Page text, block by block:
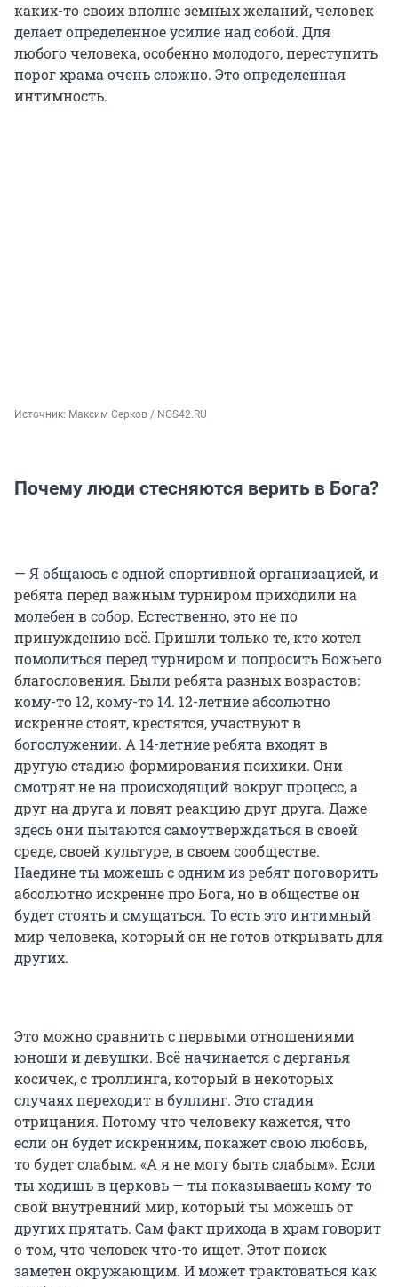
каких-то своих вполне земных желаний, человек
делает определенное усилие над собой. Для
любого человека, особенно молодого, переступить
порог храма очень сложно. Это определенная
интимность.
Источник: Максим Серков / NGS42.RU
Почему люди стесняются верить в Бога?
— Я общаюсь с одной спортивной организацией, и
ребята перед важным турниром приходили на
молебен в собор. Естественно, это не по
принуждению всё. Пришли только те, кто хотел
помолиться перед турниром и попросить Божьего
благословения. Были ребята разных возрастов:
кому-то 12, кому-то 14. 12-летние абсолютно
искренне стоят, крестятся, участвуют в
богослужении. А 14-летние ребята входят в
другую стадию формирования психики. Они
смотрят не на происходящий вокруг процесс, а
друг на друга и ловят реакцию друг друга. Даже
здесь они пытаются самоутверждаться в своей
среде, своей культуре, в своем сообществе.
Наедине ты можешь с одним из ребят поговорить
абсолютно искренне про Бога, но в обществе он
будет стоять и смущаться. То есть это интимный
мир человека, который он не готов открывать для
других.
Это можно сравнить с первыми отношениями
юноши и девушки. Всё начинается с дерганья
косичек, с троллинга, который в некоторых
случаях переходит в буллинг. Это стадия
отрицания. Потому что человеку кажется, что
если он будет искренним, покажет свою любовь,
то будет слабым. «А я не могу быть слабым». Если
ты ходишь в церковь — ты показываешь кому-то
свой внутренний мир, который ты можешь от
других прятать. Сам факт прихода в храм говорит
о том, что человек что-то ищет. Этот поиск
заметен окружающим. И может трактоваться как